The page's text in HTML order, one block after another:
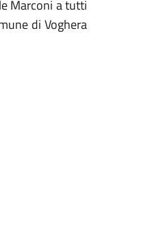
Marconi a tutti
di Voghera